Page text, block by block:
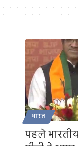
भारत
पहले